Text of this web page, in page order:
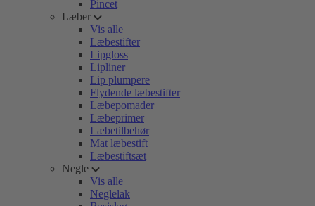
Pincet
Læber
Vis alle
Læbestifter
Lipgloss
Lipliner
Lip plumpere
Flydende læbestifter
Læbepomader
Læbeprimer
Læbetilbehør
Mat læbestift
Læbestiftsæt
Negle
Vis alle
Neglelak